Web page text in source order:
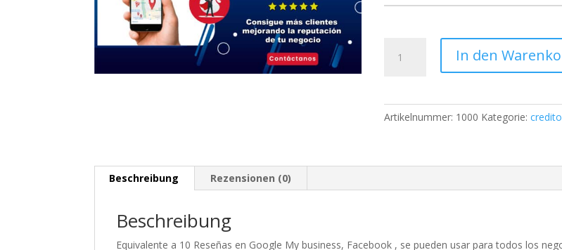
créditos
Menge
In den
Artikelnummer: 1000 Kategorie:
Beschreibung Rezensionen (0)
Beschreibung
Equivalente a 10 Reseñas en Google My business, Facebook , se pueden usar para todos los